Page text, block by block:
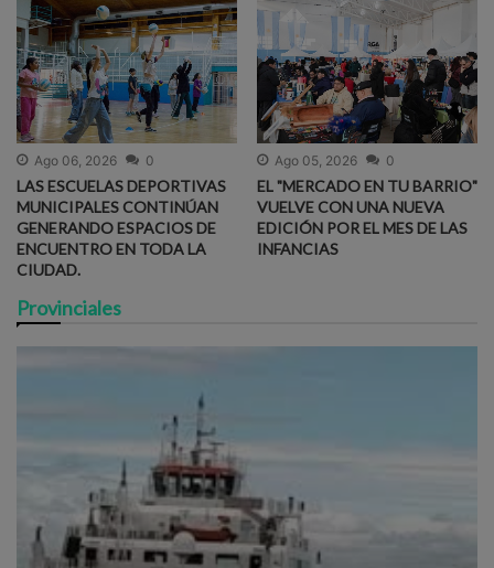
Ago 06, 2026 0
LAS ESCUELAS DEPORTIVAS
MUNICIPALES CONTINÚAN
GENERANDO ESPACIOS DE
ENCUENTRO EN TODA LA
CIUDAD.
Ago 05, 2026 0
EL "MERCADO EN TU BARRIO"
VUELVE CON UNA NUEVA
EDICIÓN POR EL MES DE LAS
INFANCIAS
Provinciales